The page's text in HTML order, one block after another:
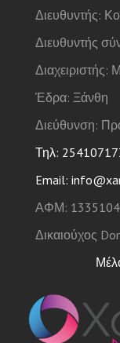
Διευθυντής:
Διευθυντής
Διαχειριστής:
Έδρα: Ξάνθη
Διεύθυνση:
Τηλ:
Email:
ΑΦΜ:
Δικαιούχος